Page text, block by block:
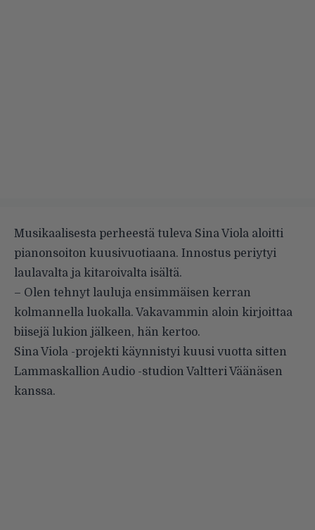
Musikaalisesta perheestä tuleva Sina Viola aloitti
pianonsoiton kuusivuotiaana. Innostus periytyi
laulavalta ja kitaroivalta isältä.
– Olen tehnyt lauluja ensimmäisen kerran
kolmannella luokalla. Vakavammin aloin kirjoittaa
biisejä lukion jälkeen, hän kertoo.
Sina Viola -projekti käynnistyi kuusi vuotta sitten
Lammaskallion Audio -studion Valtteri Väänäsen
kanssa.